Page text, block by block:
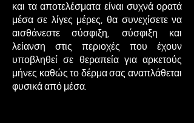
και τα αποτελέσματα είναι συχνά ορατά
μέσα σε λίγες μέρες, θα συνεχίσετε να
αισθάνεστε σύσφιξη, σύσφιξη και
λείανση στις περιοχές που έχουν
υποβληθεί σε θεραπεία για αρκετούς
μήνες καθώς το δέρμα σας αναπλάθεται
φυσικά από μέσα.